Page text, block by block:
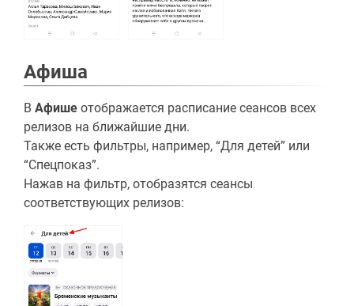
Афиша
В Афише отображается расписание сеансов всех
релизов на ближайшие дни.
Также есть фильтры, например, “Для детей” или
“Спецпоказ”.
Нажав на фильтр, отобразятся сеансы
соответствующих релизов: